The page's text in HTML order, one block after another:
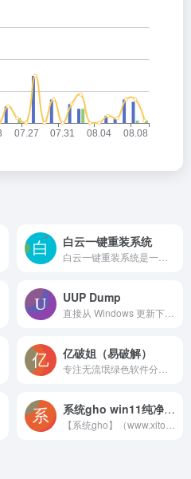
白云一键重装系统
UUP Dump
亿破姐（易破解）
系统gho win11纯净系统